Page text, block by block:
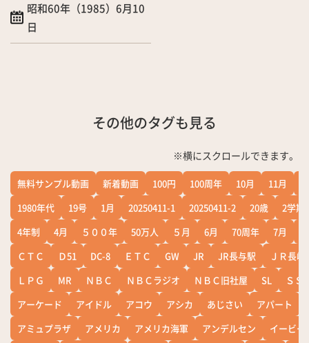
昭和60年（1985）6月10
日
その他のタグも見る
※横にスクロールできます。
無料サンプル動画 新着動画 100円 100周年 10月 11月
1980年代
19号 1月 20250411-1 20250411-2 20歳
2学期
4年制
4月 ５００年 50万人 ５月 6月 70周年 7月
ＣＴＣ
Ｄ51 DC-8 ＥＴＣ GW JR JR長与駅
ＪＲ長崎
ＬＰＧ
MR ＮＢＣ ＮＢＣラジオ ＮＢＣ旧社屋 SL
ＳＳ
アーケード
アイドル アコウ アシカ あじさい アパート
アミュプラザ
アメリカ アメリカ海軍 アンデルセン
イービー